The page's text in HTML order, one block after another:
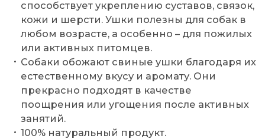
способствует укреплению суставов, связок,
кожи и шерсти. Ушки полезны для собак в
любом возрасте, а особенно – для пожилых
или активных питомцев.
Собаки обожают свиные ушки благодаря их
естественному вкусу и аромату. Они
прекрасно подходят в качестве
поощрения или угощения после активных
занятий.
100% натуральный продукт.